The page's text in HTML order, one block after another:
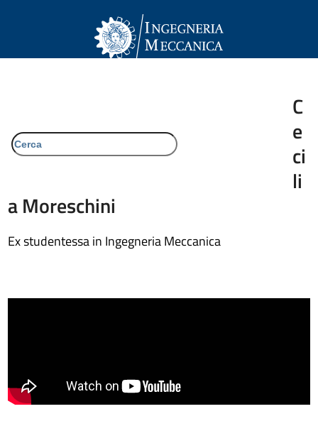
Open
Close
C
e
ci
li
a Moreschini
Ex studentessa in Ingegneria Meccanica